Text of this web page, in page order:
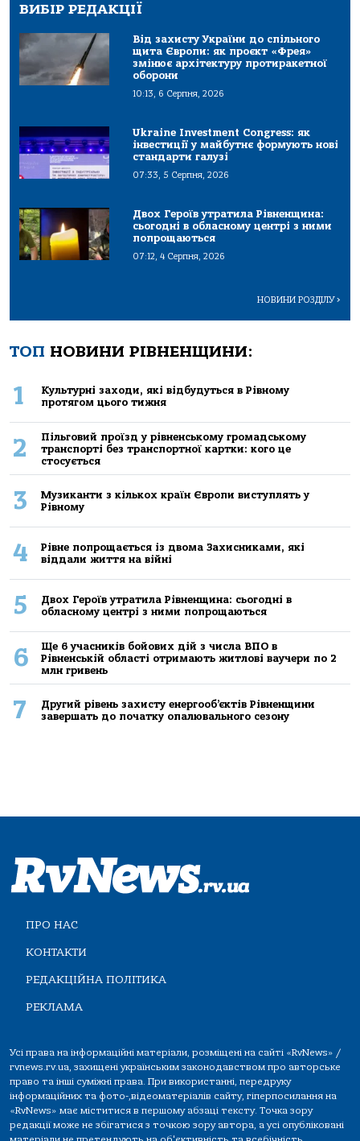
ВИБІР РЕДАКЦІЇ
Від захисту України до спільного
щита Європи: як проєкт «Фрея»
змінює архітектуру протиракетної
оборони
10:13, 6 Серпня, 2026
Ukraine Investment Congress: як
інвестиції у майбутнє формують нові
стандарти галузі
07:33, 5 Серпня, 2026
Двох Героїв утратила Рівненщина:
сьогодні в обласному центрі з ними
попрощаються
07:12, 4 Серпня, 2026
НОВИНИ РОЗДІЛУ>
ТОП НОВИНИ РІВНЕНЩИНИ:
1
Культурні заходи, які відбудуться в Рівному
протягом цього тижня
2
Пільговий проїзд у рівненському громадському
транспорті без транспортної картки: кого це
стосується
3
Музиканти з кількох країн Європи виступлять у
Рівному
4
Рівне попрощається із двома Захисниками, які
віддали життя на війні
5
Двох Героїв утратила Рівненщина: сьогодні в
обласному центрі з ними попрощаються
6
Ще 6 учасників бойових дій з числа ВПО в
Рівненській області отримають житлові ваучери по 2
млн гривень
7
Другий рівень захисту енергооб’єктів Рівненщини
завершать до початку опалювального сезону
ПРО НАС
КОНТАКТИ
РЕДАКЦІЙНА ПОЛІТИКА
РЕКЛАМА
Усі права на інформаційні матеріали, розміщені на сайті «RvNews» /
rvnews.rv.ua, захищені українським законодавством про авторське
право та інші суміжні права. При використанні, передруку
інформаційних та фото-,відеоматеріалів сайту, гіперпосилання на
«RvNews» має міститися в першому абзаці тексту. Точка зору
редакції може не збігатися з точкою зору автора, а усі опубліковані